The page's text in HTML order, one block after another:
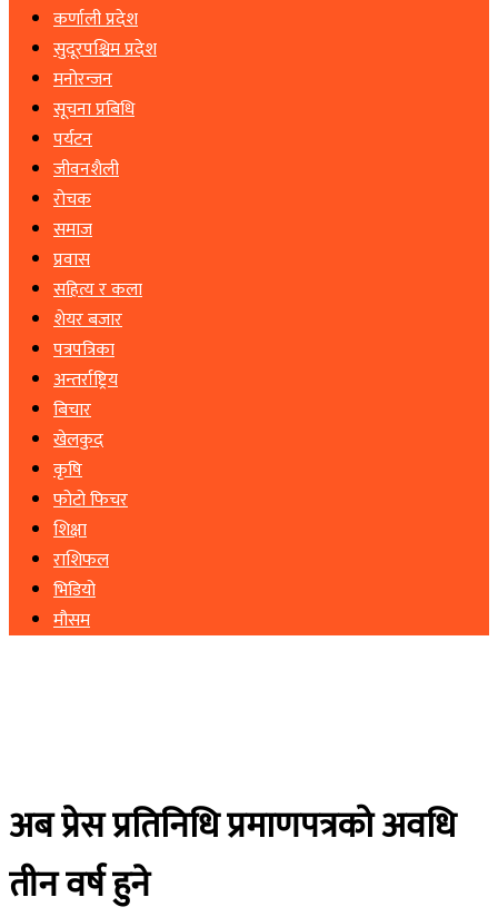
कर्णाली प्रदेश
सुदूरपश्चिम प्रदेश
मनोरन्जन
सूचना प्रबिधि
पर्यटन
जीवनशैली
रोचक
समाज
प्रवास
सहित्य र कला
शेयर बजार
पत्रपत्रिका
अन्तर्राष्ट्रिय
बिचार
खेलकुद
कृषि
फोटो फिचर
शिक्षा
राशिफल
भिडियो
मौसम
अब प्रेस प्रतिनिधि प्रमाणपत्रको अवधि
तीन वर्ष हुने